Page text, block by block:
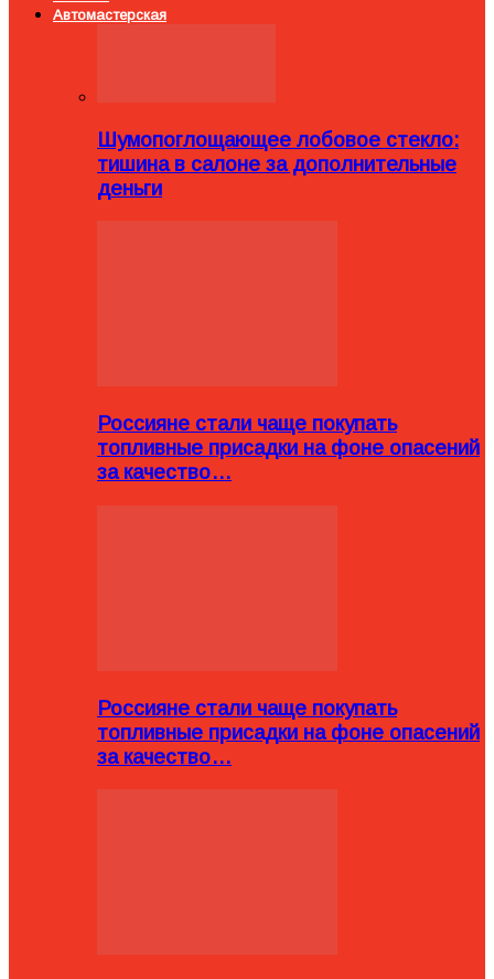
Автомастерская
Шумопоглощающее лобовое стекло:
тишина в салоне за дополнительные
деньги
Россияне стали чаще покупать
топливные присадки на фоне опасений
за качество…
Россияне стали чаще покупать
топливные присадки на фоне опасений
за качество…